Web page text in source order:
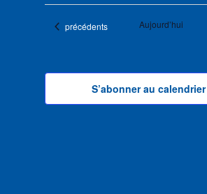
Évènements
précédents Aujourd’hui
S’abonner au calendrier